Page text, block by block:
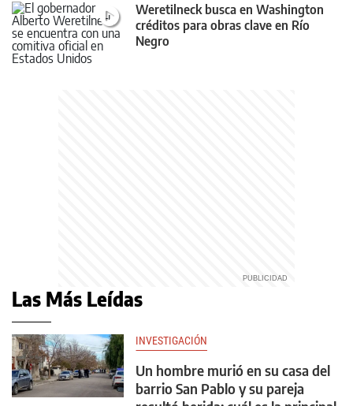
Weretilneck busca en Washington
créditos para obras clave en Río
Negro
Las Más Leídas
INVESTIGACIÓN
Un hombre murió en su casa del
barrio San Pablo y su pareja